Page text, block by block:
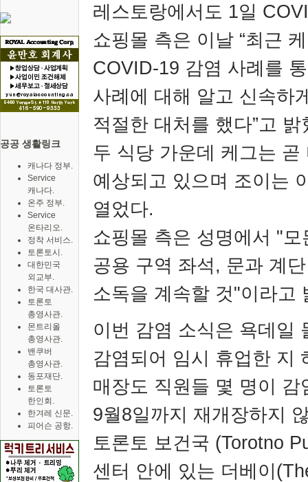
공공 생활링크
캐나다 정부.
Service
캐나다.
온주 정부.
Service
온타리오.
정착 서비스.
토론토시.
대한민국
외교부.
한국 대사관.
토론토
총영사관.
몬트리올
총영사관.
밴쿠버
총영사관.
동포재단.
토론토
한인회.
한겨레 신문.
피어슨 공항.
레스토랑에서도 1일
쇼핑몰 측은 이날 “최근
COVID-19 감염 사례를
사례에 대해 알고 신속하
적절한 대처를 했다”고 밝
두 식당 가운데 케그는
예상되고 있으며 조이는
열었다.
쇼핑몰 측은 성명에서 "
공용 구역 좌석, 문과 계
소독을 계속할 것"이라고
이번 감염 소식은 욕데일
감염되어 임시 휴업한 지
매장도 직원들 몇 명이 감
9월8일까지 재개장하지
토론토 보건국 (Torotno
센터 안에 있는 더베이